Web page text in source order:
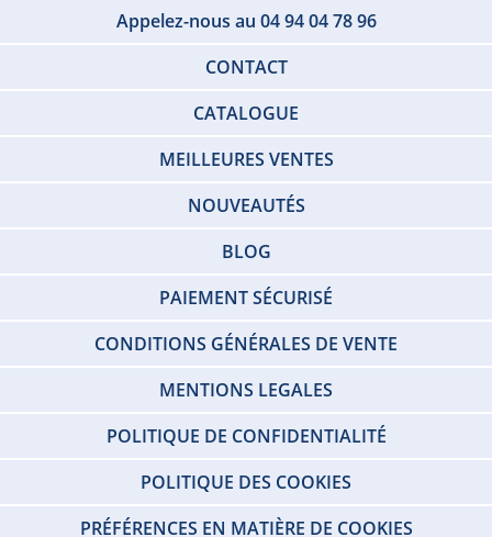
Appelez-nous au 04 94 04 78 96
CONTACT
CATALOGUE
MEILLEURES VENTES
NOUVEAUTÉS
BLOG
PAIEMENT SÉCURISÉ
CONDITIONS GÉNÉRALES DE VENTE
MENTIONS LEGALES
POLITIQUE DE CONFIDENTIALITÉ
POLITIQUE DES COOKIES
PRÉFÉRENCES EN MATIÈRE DE COOKIES